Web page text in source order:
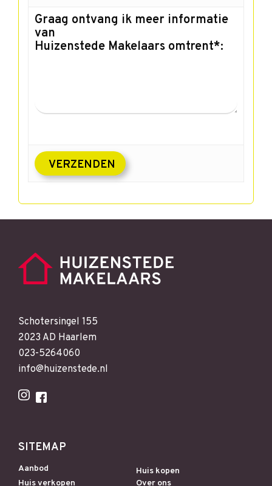
Graag ontvang ik meer informatie
van
Huizenstede Makelaars omtrent*:
Schotersingel 155
2023 AD Haarlem
023-5264060
info@huizenstede.nl
SITEMAP
Aanbod
Huis kopen
Huis verkopen
Over ons